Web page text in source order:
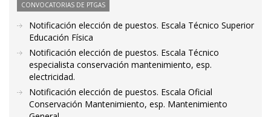
CONVOCATORIAS DE PTGAS
Notificación elección de puestos. Escala Técnico Superior
Educación Física
Notificación elección de puestos. Escala Técnico
especialista conservación mantenimiento, esp.
electricidad.
Notificación elección de puestos. Escala Oficial
Conservación Mantenimiento, esp. Mantenimiento